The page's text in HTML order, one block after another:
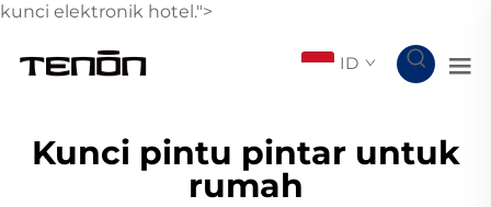
kunci elektronik hotel.">
ID
Kunci pintu pintar untuk
rumah